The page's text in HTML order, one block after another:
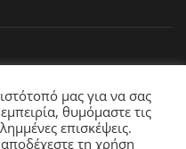
μας για να σας
θυμόμαστε τις
επισκέψεις.
τη χρήση